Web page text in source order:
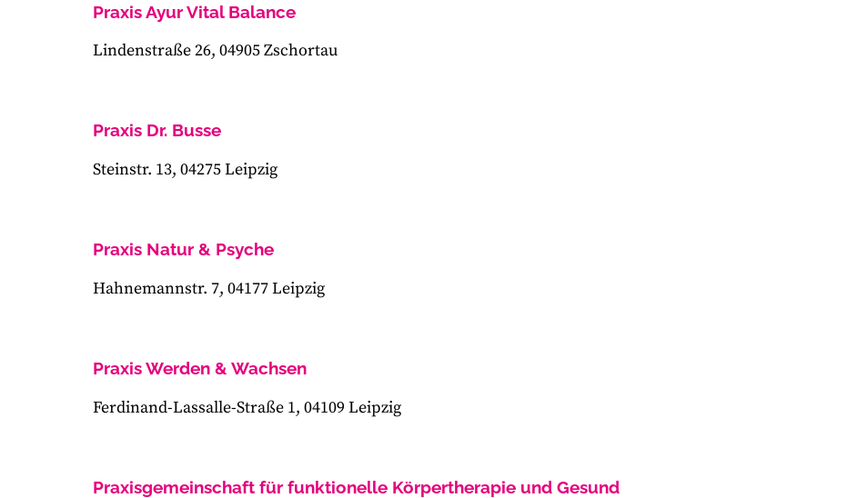
Praxis Ayur Vital Balance
Lindenstraße 26, 04905 Zschortau
Praxis Dr. Busse
Steinstr. 13, 04275 Leipzig
Praxis Natur & Psyche
Hahnemannstr. 7, 04177 Leipzig
Praxis Werden & Wachsen
Ferdinand-Lassalle-Straße 1, 04109 Leipzig
Praxisgemeinschaft für funktionelle Körpertherapie und Gesund